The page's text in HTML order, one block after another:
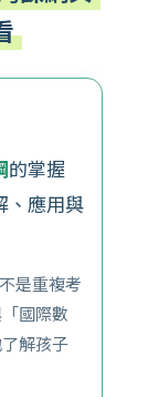
的掌握
、應用與
是重複考
國際數
解孩子